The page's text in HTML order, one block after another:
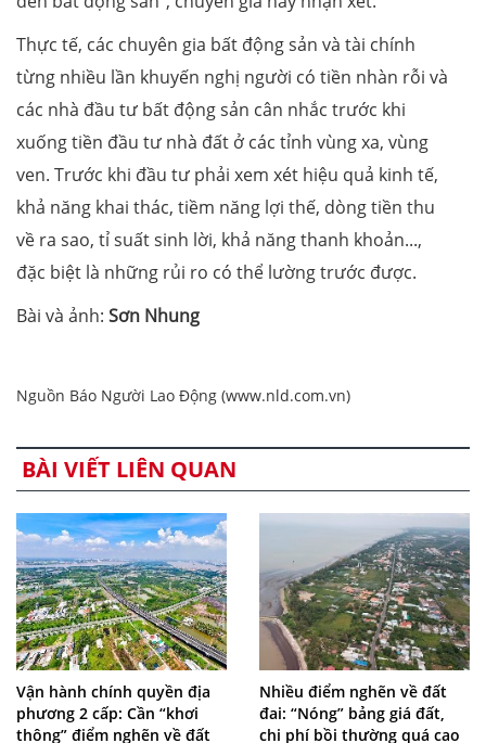
Thực tế, các chuyên gia bất động sản và tài chính
từng nhiều lần khuyến nghị người có tiền nhàn rỗi và
các nhà đầu tư bất động sản cân nhắc trước khi
xuống tiền đầu tư nhà đất ở các tỉnh vùng xa, vùng
ven. Trước khi đầu tư phải xem xét hiệu quả kinh tế,
khả năng khai thác, tiềm năng lợi thế, dòng tiền thu
về ra sao, tỉ suất sinh lời, khả năng thanh khoản...,
đặc biệt là những rủi ro có thể lường trước được.
Bài và ảnh: Sơn Nhung
Nguồn Báo Người Lao Động (www.nld.com.vn)
BÀI VIẾT LIÊN QUAN
Vận hành chính quyền địa
phương 2 cấp: Cần “khơi
thông” điểm nghẽn về đất
Nhiều điểm nghẽn về đất
đai: “Nóng” bảng giá đất,
chi phí bồi thường quá cao